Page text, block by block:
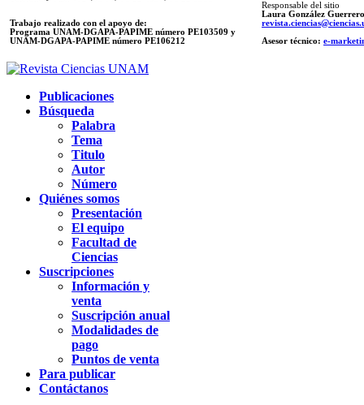
Trabajo realizado con el apoyo de:
Programa UNAM-DGAPA-PAPIME número PE103509 y
UNAM-DGAPA-PAPIME número PE106212
Responsable del sitio
Laura González Guerrero
Asesor técnico: e-
Publicaciones
Búsqueda
Palabra
Tema
Titulo
Autor
Número
Quiénes somos
Presentación
El equipo
Facultad de
Ciencias
Suscripciones
Información y
venta
Suscripción anual
Modalidades de
pago
Puntos de venta
Para publicar
Contáctanos